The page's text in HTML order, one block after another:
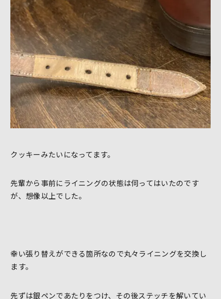
クッキーみたいになってます。
先輩から事前にライニングの状態は伺ってはいたのです
が、想像以上でした。
幸い張り替えができる箇所なので丸々ライニングを交換し
ます。
先ずは銀ペンであたりをつけ、その後ステッチを解いてい